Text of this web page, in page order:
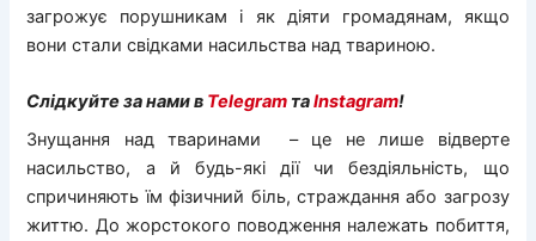
загрожує порушникам і як діяти громадянам, якщо
вони стали свідками насильства над твариною.
Слідкуйте за нами в Telegram таInstagram!
Знущання над тваринами – це не лише відверте
насильство, а й будь-які дії чи бездіяльність, що
спричиняють їм фізичний біль, страждання або загрозу
життю. До жорстокого поводження належать побиття,